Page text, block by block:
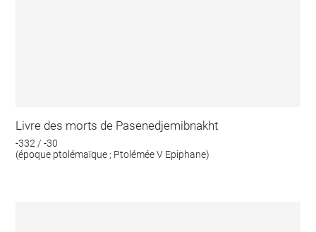
Livre des morts de Pasenedjemibnakht
-332 / -30
(époque ptolémaïque ; Ptolémée V Epiphane)